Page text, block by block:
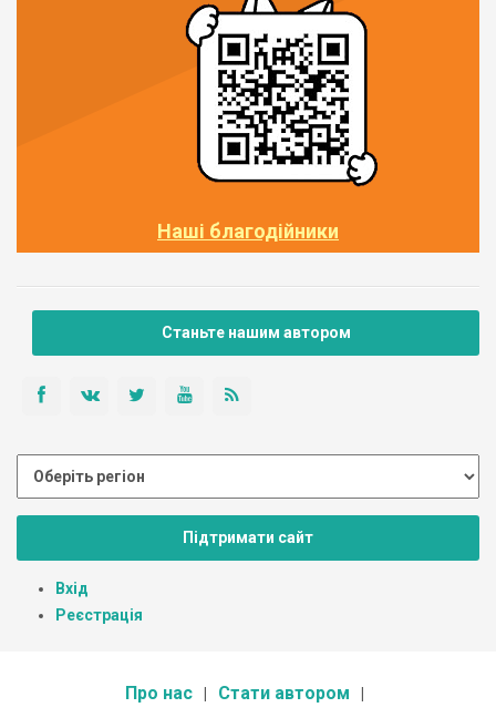
Наші благодійники
Станьте нашим автором
Підтримати сайт
Вхід
Реєстрація
Про нас Стати автором